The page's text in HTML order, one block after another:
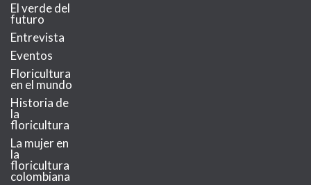
El verde del
futuro
Entrevista
Eventos
Floricultura
en el mundo
Historia de
la
floricultura
La mujer en
la
floricultura
colombiana